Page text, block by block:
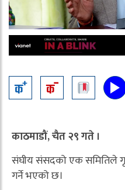
काठमाडौं, चैत २९ गते ।
संघीय संसदको एक समितिले
गर्ने भएको छ।